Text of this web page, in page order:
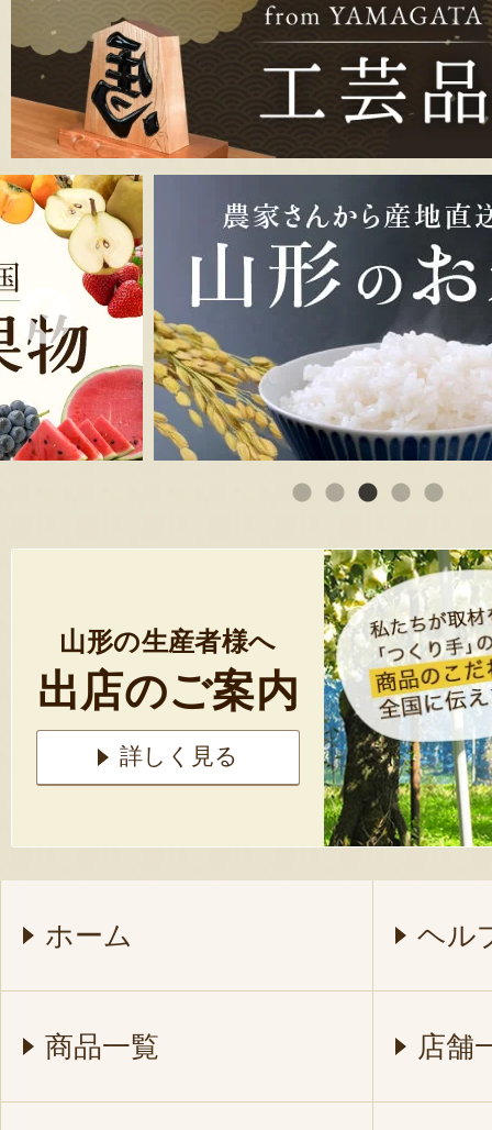
山形の生産者様へ
出店のご案内
詳しく見る
ホーム ヘル
商品一覧 店舗